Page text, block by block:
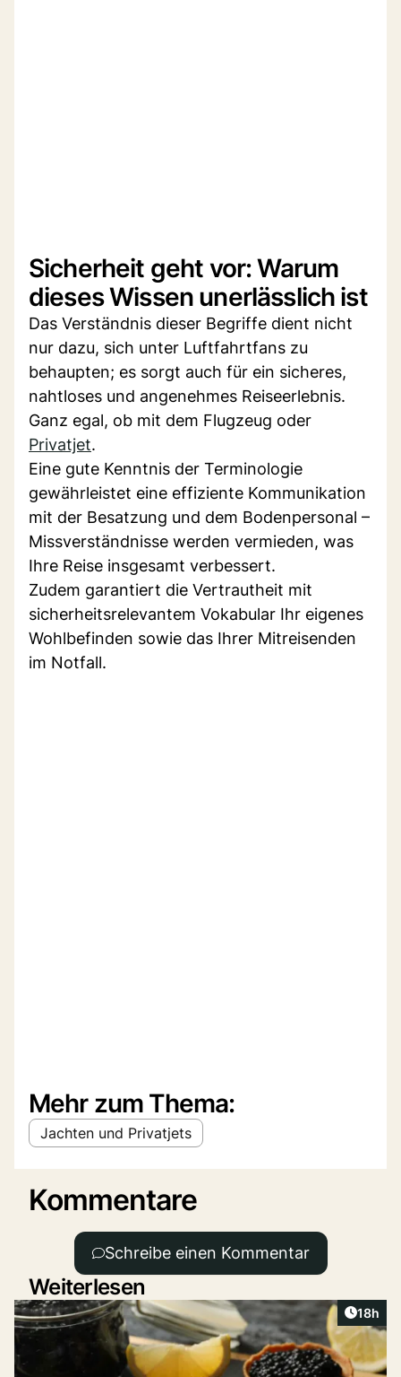
Sicherheit geht vor: Warum
dieses Wissen unerlässlich ist
Das Verständnis dieser Begriffe dient nicht
nur dazu, sich unter Luftfahrtfans zu
behaupten; es sorgt auch für ein sicheres,
nahtloses und angenehmes Reiseerlebnis.
Ganz egal, ob mit dem Flugzeug oder
Privatjet.
Eine gute Kenntnis der Terminologie
gewährleistet eine effiziente Kommunikation
mit der Besatzung und dem Bodenpersonal –
Missverständnisse werden vermieden, was
Ihre Reise insgesamt verbessert.
Zudem garantiert die Vertrautheit mit
sicherheitsrelevantem Vokabular Ihr eigenes
Wohlbefinden sowie das Ihrer Mitreisenden
im Notfall.
Mehr zum Thema:
Jachten und Privatjets
Kommentare
Schreibe einen Kommentar
Weiterlesen
Artikel
18h